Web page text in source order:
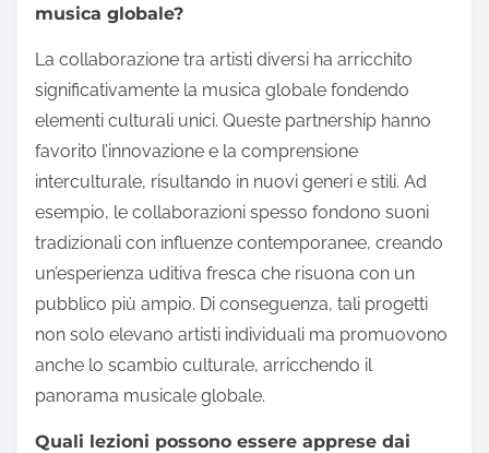
musica globale?
La collaborazione tra artisti diversi ha arricchito
significativamente la musica globale fondendo
elementi culturali unici. Queste partnership hanno
favorito l’innovazione e la comprensione
interculturale, risultando in nuovi generi e stili. Ad
esempio, le collaborazioni spesso fondono suoni
tradizionali con influenze contemporanee, creando
un’esperienza uditiva fresca che risuona con un
pubblico più ampio. Di conseguenza, tali progetti
non solo elevano artisti individuali ma promuovono
anche lo scambio culturale, arricchendo il
panorama musicale globale.
Quali lezioni possono essere apprese dai